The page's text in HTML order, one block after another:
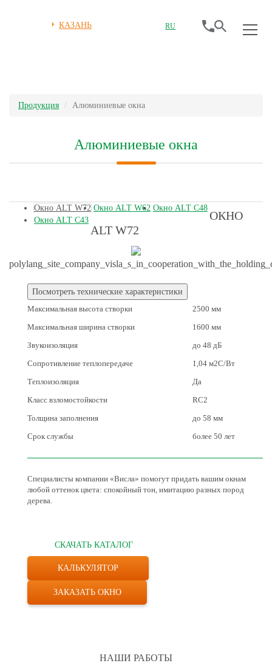
КАЗАНЬ RU
Продукция Алюминиевые окна
Алюминиевые окна
Окно ALT W72 Окно ALT W62 Окно ALT С48
Окно ALT С43
ОКНО
ALT W72
Посмотреть технические характеристики
Максимальная высота створки
2500 мм
Максимальная ширина створки
1600 мм
Звукоизоляция
до 48 дБ
Сопротивление теплопередаче
1,04 м2С/Вт
Теплоизоляция
Да
Класс взломостойкости
RC2
Толщина заполнения
до 58 мм
Срок службы
более 50 лет
Специалисты компании «Висла» помогут придать вашим окнам
любой оттенок цвета: спокойный тон, имитацию разных пород
дерева.
СКАЧАТЬ КАТАЛОГ
КАЛЬКУЛЯТОР
ЗАКАЗАТЬ ОКНО
НАШИ РАБОТЫ